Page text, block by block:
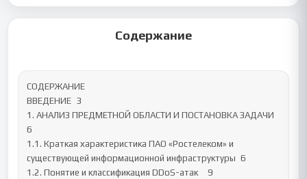
Содержание
СОДЕРЖАНИЕ
ВВЕДЕНИЕ	3
1. АНАЛИЗ ПРЕДМЕТНОЙ ОБЛАСТИ И ПОСТАНОВКА ЗАДАЧИ
6
1.1. Краткая характеристика ПАО «Ростелеком» и
существующей информационной инфраструктуры	6
1.2. Понятие и классификация DDoS-атак	9